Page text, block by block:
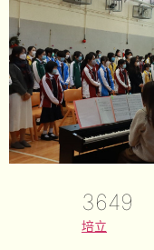
3649
培立